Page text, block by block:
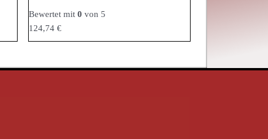
Bewertet mit 0 von 5
124,74 €